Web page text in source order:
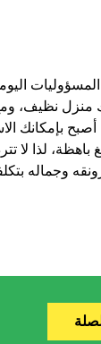
المسؤوليات
لك منزل
بإمكانك
لذا لا
وجماله